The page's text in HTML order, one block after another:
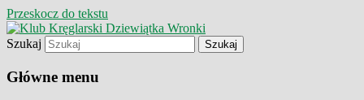
Przeskocz do tekstu
Klub Kręglarski Dziewiątka
Wronki
Klub Kręglarski Dziewiątka Wronki
Szukaj
Główne menu